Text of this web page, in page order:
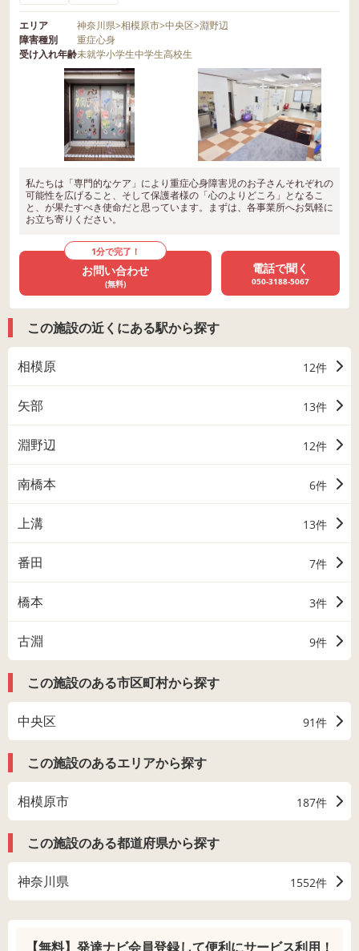
エリア 神奈川県>相模原市>中央区>淵野辺
障害種別
重症心身
受け入れ年齢未就学小学生中学生高校生
私たちは「専門的なケア」により重症心身障害児のお子さんそれぞれの
可能性を広げること、そして保護者様の「心のよりどころ」となるこ
と、が果たすべき使命だと思っています。まずは、各事業所へお気軽に
お立ち寄りください。
1分で完了！
お問い合わせ
(無料)
電話で聞く
050-3188-5067
この施設の近くにある駅から探す
相模原 12件
矢部 13件
淵野辺 12件
南橋本 6件
上溝 13件
番田 7件
橋本 3件
古淵 9件
この施設のある市区町村から探す
中央区 91件
この施設のあるエリアから探す
相模原市 187件
この施設のある都道府県から探す
神奈川県 1552件
【無料】発達ナビ会員登録して便利にサービス利用！